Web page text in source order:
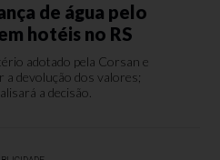
de água pelo
hotéis no RS
adotado pela Corsan e
a devolução dos valores;
a decisão.